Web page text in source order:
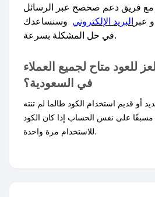
مع فريق دعم صحصح عبر الرسائل
عبر البريد الإلكتروني وسنساعدك
في حل المشكلة بسرعة.​
للعود متاح لجميع العملاء
في السعودية؟
أو قديم استخدام الكود طالما لم تنته
مسبقًا على نفس الحساب إذا كان الكود
للاستخدام مرة واحدة.